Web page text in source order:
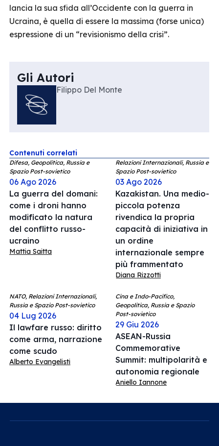
lancia la sua sfida all’Occidente con la guerra in
Ucraina, è quella di essere la massima (forse unica)
espressione di un “revisionismo della crisi”.
Gli Autori
Filippo Del Monte
Contenuti correlati
Difesa, Geopolitica, Russia e
Spazio Post-sovietico
06 Ago 2026
La guerra del domani:
come i droni hanno
modificato la natura
del conflitto russo-
ucraino
Mattia Saitta
Relazioni Internazionali, Russia e
Spazio Post-sovietico
03 Ago 2026
Kazakistan. Una medio-
piccola potenza
rivendica la propria
capacità di iniziativa in
un ordine
internazionale sempre
più frammentato
Diana Rizzotti
NATO, Relazioni Internazionali,
Russia e Spazio Post-sovietico
04 Lug 2026
Il lawfare russo: diritto
come arma, narrazione
come scudo
Alberto Evangelisti
Cina e Indo-Pacifico,
Geopolitica, Russia e Spazio
Post-sovietico
29 Giu 2026
ASEAN-Russia
Commemorative
Summit: multipolarità e
autonomia regionale
Aniello Iannone